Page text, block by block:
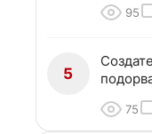
95
5
75